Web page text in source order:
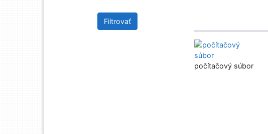
počítačový súbor
Filtrovať